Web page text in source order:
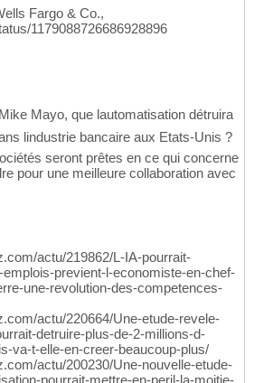
Fargo & Co.,
1179088726686928896
Mayo, que lautomatisation détruira
lindustrie bancaire aux Etats-Unis ?
seront prêtes en ce qui concerne
pour une meilleure collaboration avec
actu/219862/L-IA-pourrait-
previent-l-economiste-en-chef-
une-revolution-des-competences-
actu/220664/Une-etude-revele-
detruire-plus-de-2-millions-d-
va-t-elle-en-creer-beaucoup-plus/
actu/200230/Une-nouvelle-etude-